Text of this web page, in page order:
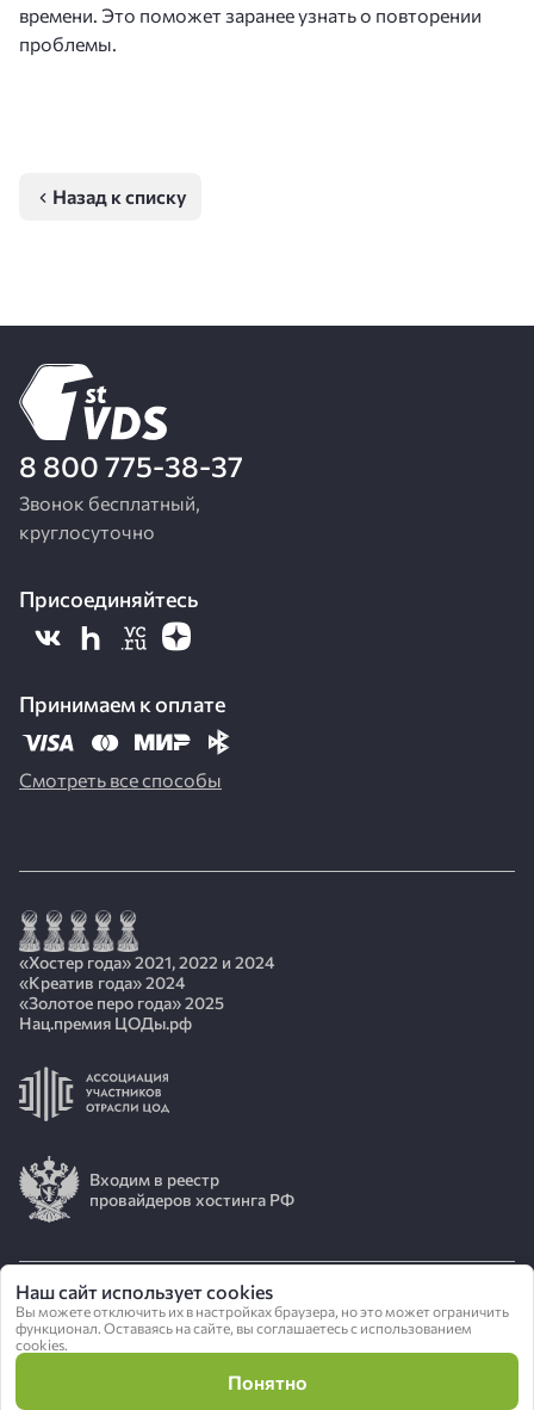
времени. Это поможет заранее узнать о повторении
проблемы.
Назад к списку
8 800 775-38-37
Звонок бесплатный,
круглосуточно
Присоединяйтесь
Принимаем к оплате
Смотреть все способы
«Хостер года» 2021, 2022 и 2024
«Креатив года» 2024
«Золотое перо года» 2025
Нац.премия ЦОДы.рф
Входим в реестр
провайдеров хостинга РФ
© 2026 АО «ИОТ»
Политика конфиденциальности
Наш сайт использует cookies
Вы можете отключить их в настройках браузера, но это может ограничить
функционал. Оставаясь на сайте, вы соглашаетесь с использованием
cookies.
Понятно